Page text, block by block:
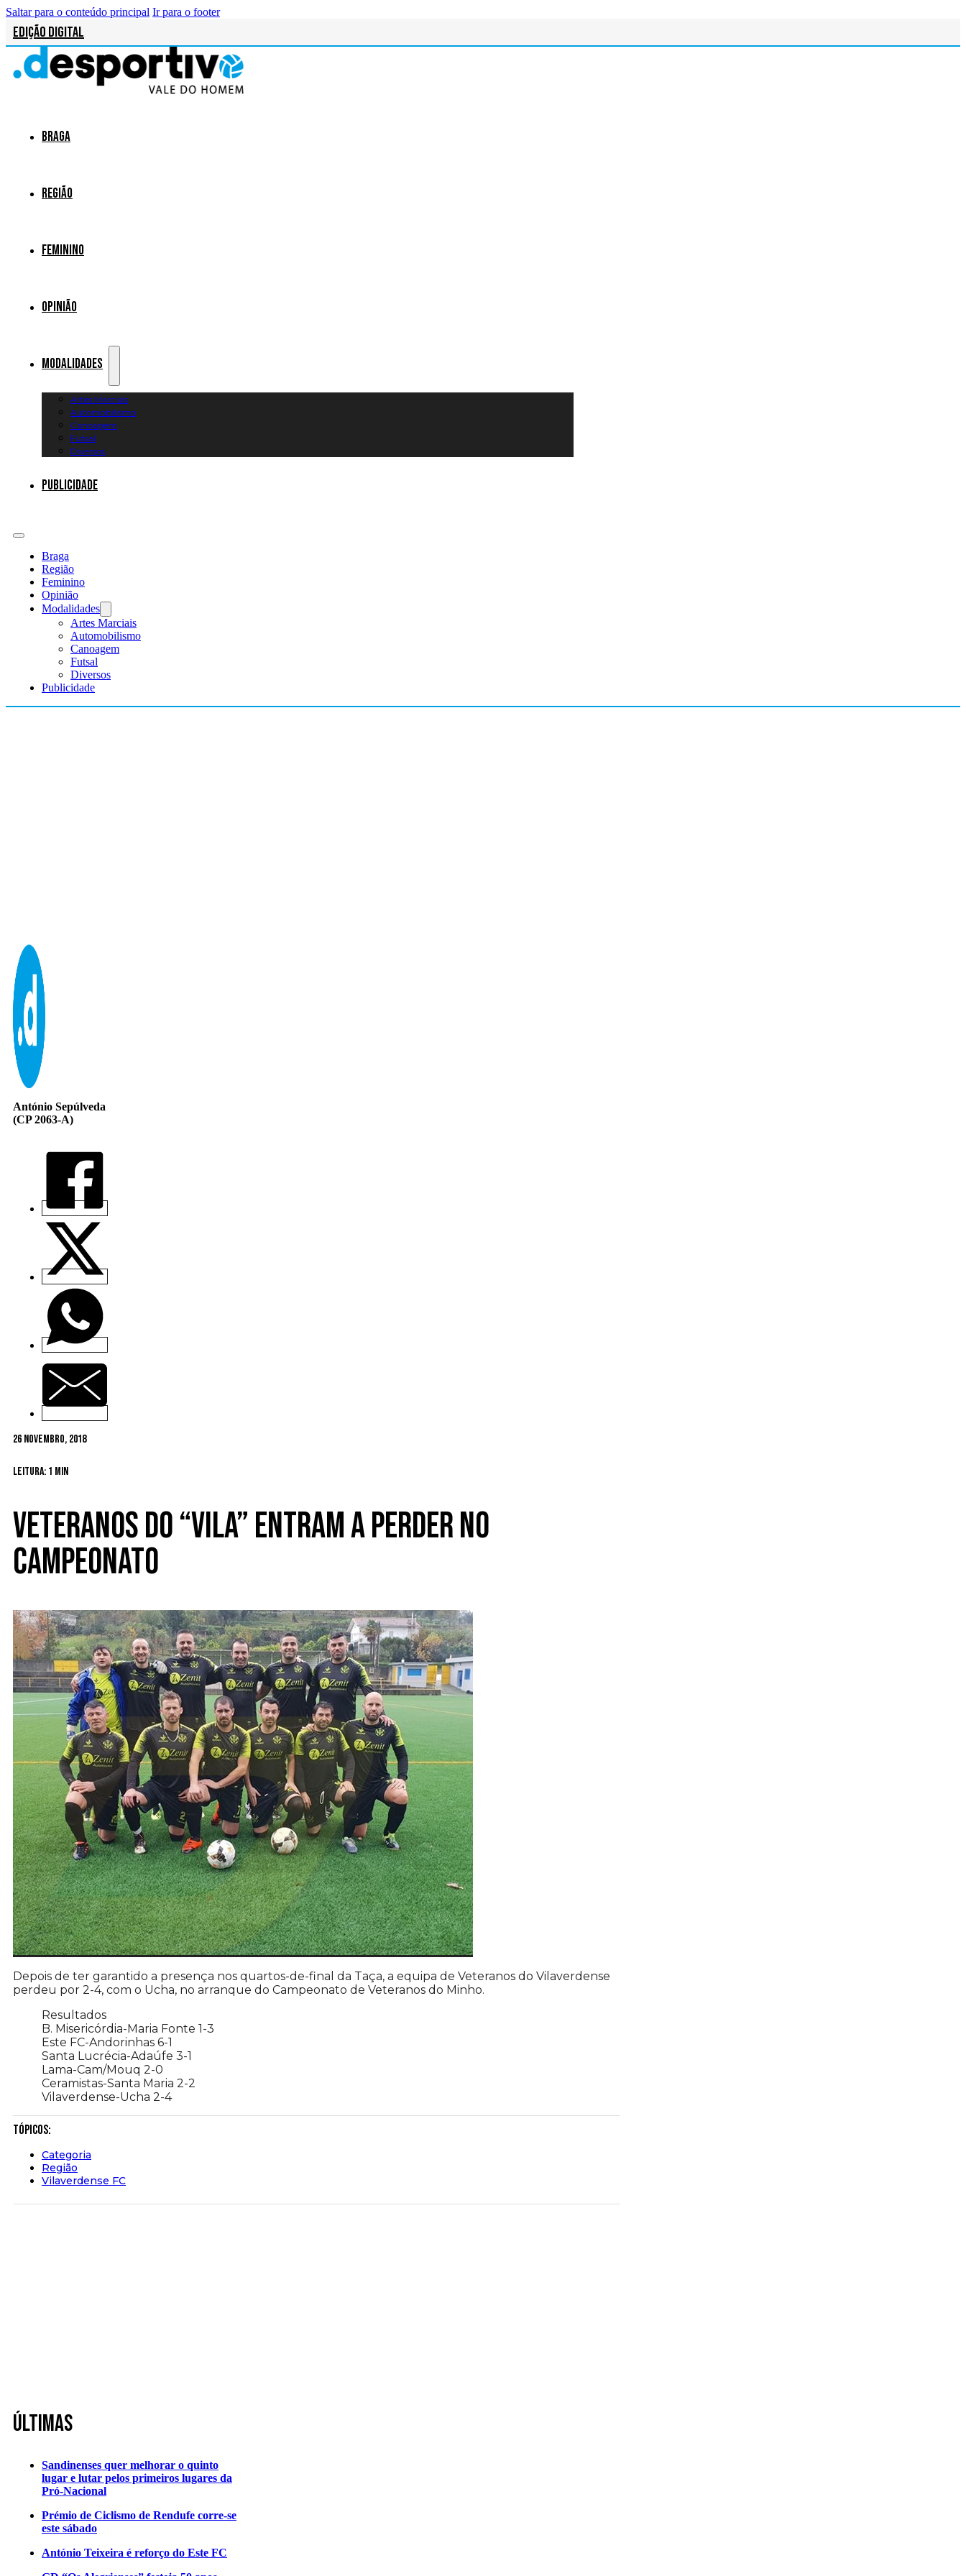
Saltar para o conteúdo principal Ir para o footer
Edição Digital
Braga
Região
Feminino
Opinião
Modalidades
Artes Marciais
Automobilismo
Canoagem
Futsal
Diversos
Publicidade
Braga
Região
Feminino
Opinião
Modalidades
Artes Marciais
Automobilismo
Canoagem
Futsal
Diversos
Publicidade
António Sepúlveda
(CP 2063-A)
26 Novembro, 2018
Leitura: 1 min
Veteranos do “Vila” entram a perder no
campeonato
Depois de ter garantido a presença nos quartos-de-final da Taça, a equipa de Veteranos do Vilaverdense
perdeu por 2-4, com o Ucha, no arranque do Campeonato de Veteranos do Minho.
Resultados
B. Misericórdia-Maria Fonte 1-3
Este FC-Andorinhas 6-1
Santa Lucrécia-Adaúfe 3-1
Lama-Cam/Mouq 2-0
Ceramistas-Santa Maria 2-2
Vilaverdense-Ucha 2-4
Tópicos:
Categoria
Região
Vilaverdense FC
Últimas
Sandinenses quer melhorar o quinto
lugar e lutar pelos primeiros lugares da
Pró-Nacional
Prémio de Ciclismo de Rendufe corre-se
este sábado
António Teixeira é reforço do Este FC